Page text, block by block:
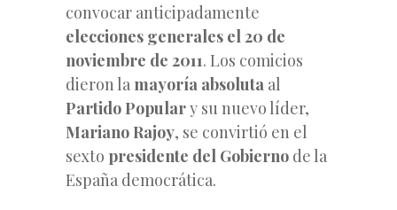
convocar anticipadamente
elecciones generales el 20 de
noviembre de 2011. Los comicios
dieron la mayoría absoluta al
Partido Populary su nuevo líder,
Mariano Rajoy, se convirtió en el
sexto presidente del Gobierno de la
España democrática.